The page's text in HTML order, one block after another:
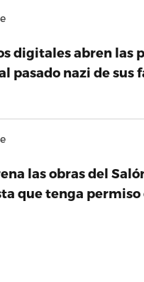
digitales abren las
pasado nazi de sus
las obras del
que tenga permiso